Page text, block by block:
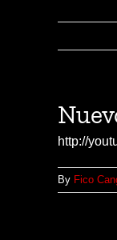
http://
By Fico